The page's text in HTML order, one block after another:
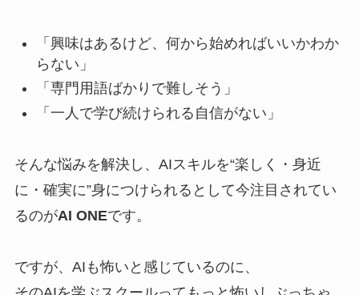
「興味はあるけど、何から始めればいいかわか
らない」
「専門用語ばかりで難しそう」
「一人で学び続けられる自信がない」
そんな悩みを解決し、AIスキルを“楽しく・身近
に・確実に”身につけられるとして今注目されてい
るのがAI ONEです。
ですが、AIも怖いと感じているのに、